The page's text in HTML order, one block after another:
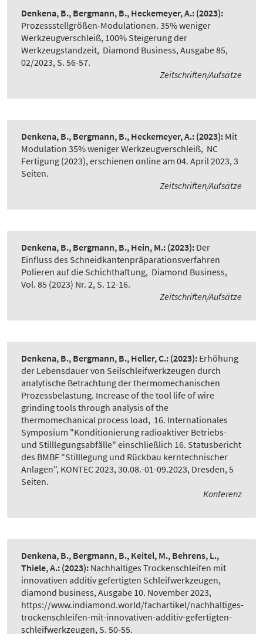
Denkena, B., Bergmann, B., Heckemeyer, A.: (2023):
Prozessstellgrößen-Modulationen. 35% weniger
Werkzeugverschleiß, 100% Steigerung der
Werkzeugstandzeit, Diamond Business, Ausgabe 85,
02/2023, S. 56-57.
Zeitschriften/Aufsätze
Denkena, B., Bergmann, B., Heckemeyer, A.: (2023): Mit
Modulation 35% weniger Werkzeugverschleiß, NC
Fertigung (2023), erschienen online am 04. April 2023, 3
Seiten.
Zeitschriften/Aufsätze
Denkena, B., Bergmann, B., Hein, M.: (2023): Der
Einfluss des Schneidkantenpräparationsverfahren
Polieren auf die Schichthaftung, Diamond Business,
Vol. 85 (2023) Nr. 2, S. 12-16.
Zeitschriften/Aufsätze
Denkena, B., Bergmann, B., Heller, C.: (2023): Erhöhung
der Lebensdauer von Seilschleifwerkzeugen durch
analytische Betrachtung der thermomechanischen
Prozessbelastung. Increase of the tool life of wire
grinding tools through analysis of the
thermomechanical process load, 16. Internationales
Symposium "Konditionierung radioaktiver Betriebs-
und Stilllegungsabfälle" einschließlich 16. Statusbericht
des BMBF "Stilllegung und Rückbau kerntechnischer
Anlagen", KONTEC 2023, 30.08.-01-09.2023, Dresden, 5
Seiten.
Konferenz
Denkena, B., Bergmann, B., Keitel, M., Behrens, L.,
Thiele, A.: (2023): Nachhaltiges Trockenschleifen mit
innovativen additiv gefertigten Schleifwerkzeugen,
diamond business, Ausgabe 10. November 2023,
https://www.indiamond.world/fachartikel/nachhaltiges-
trockenschleifen-mit-innovativen-additiv-gefertigten-
schleifwerkzeugen, S. 50-55.